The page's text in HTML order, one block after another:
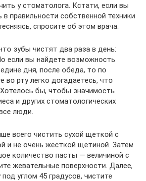
у стоматолога. Кстати, если вы
в правильности собственной техники
спросите об этом врача.
зубы чистят два раза в день:
если вы найдете возможность
дня, после обеда, то по
во рту легко догадаетесь, что
бы, чтобы значимость
и других стоматологических
люди.
всего чистить сухой щеткой с
и не очень жесткой щетиной. Затем
количество пасты — величиной с
жевательные поверхности. Далее,
углом 45 градусов, чистите